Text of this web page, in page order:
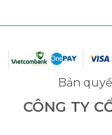
Bản
CÔNG TY